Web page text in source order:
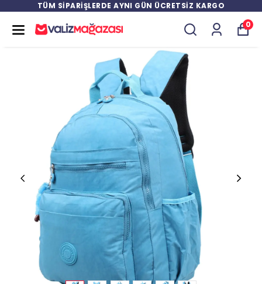
TÜM SİPARİŞLERDE AYNI GÜN ÜCRETSİZ KARGO
0